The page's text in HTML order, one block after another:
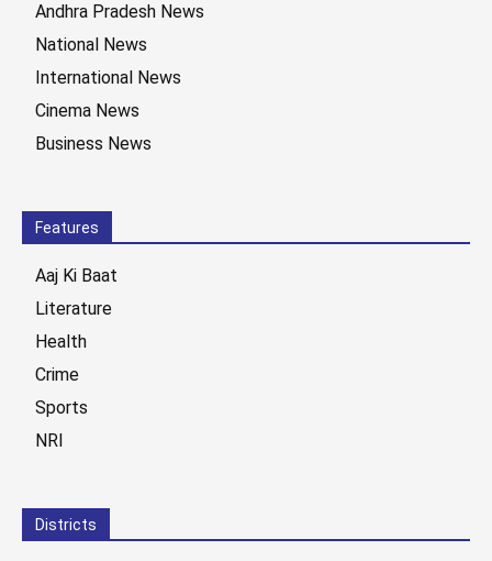
Andhra Pradesh News
National News
International News
Cinema News
Business News
Features
Aaj Ki Baat
Literature
Health
Crime
Sports
NRI
Districts